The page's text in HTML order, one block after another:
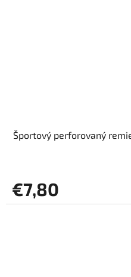
Športový perforovaný
€7,80